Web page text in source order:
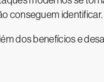
conseguem identificar.
dos benefícios e